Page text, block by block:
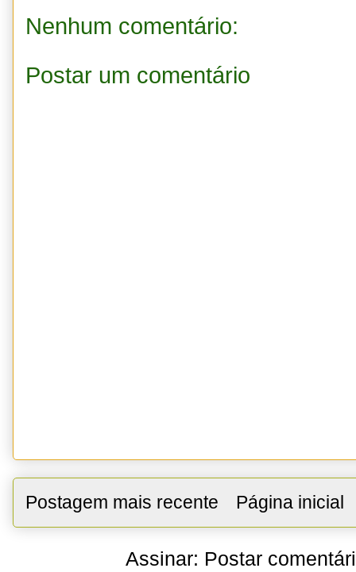
Nenhum comentário:
Postar um comentário
Postagem mais recente Página inicial
Assinar: Postar